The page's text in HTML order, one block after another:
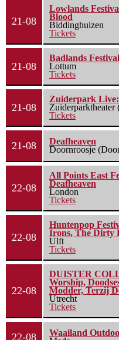
21-08
Lowlands
Blood
Biddinghuizen
Tickets
21-08
Badlands
Lottum
Tickets
21-08
Zuiderpark
Zuiderparktheater
Tickets
21-08
Deafheaven
Doornroosje
22-08
All Points East
Deafheaven
London
Tickets
22-08
Huntenpop
Irons, The Dirty
Ulft
Tickets
22-08
DUISTER
Worship,
Modder, Terzij
Utrecht
Tickets
22-08
Waailand